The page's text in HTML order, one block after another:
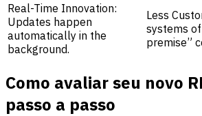
Real-Time Innovation:
Updates happen
automatically in the
background.
Less
systems
premise”
Como avaliar seu novo
passo a passo